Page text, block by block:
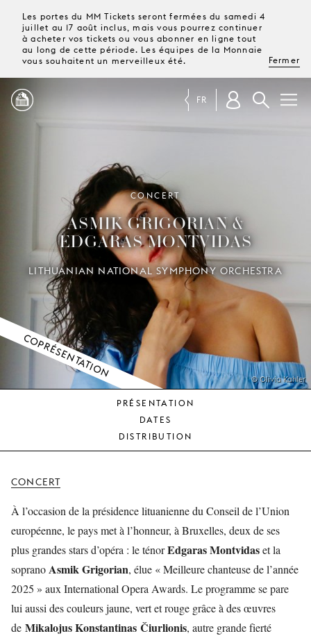
Les portes du MM Tickets seront fermées du samedi 4
juillet au 17 août inclus, mais vous pourrez continuer
à acheter vos tickets ou vous abonner en ligne tout
au long de cette période. Les équipes de la Monnaie
vous souhaitent un merveilleux été.
Fermer
MAGAZINE
TICKETS &
ABONNEMENTS
VOTRE
VISITE
JEUNE
PUBLIC
LA
MONNAIE
SOUTENIR
FR
© Olivia Kahler
COPRÉSENTATION
CONCERT
ASMIK GRIGORIAN &
EDGARAS MONTVIDAS
LITHUANIAN NATIONAL SYMPHONY ORCHESTRA
PRÉSENTATION
DATES
DISTRIBUTION
CONCERT
À l’occasion de la présidence lituanienne du Conseil de l’Union
européenne, le pays met à l’honneur, à Bruxelles, deux de ses
plus grandes stars d’opéra : le ténorEdgaras Montvidaset la
sopranoAsmik Grigorian, élue « Meilleure chanteuse de l’année
2025 » aux International Opera Awards. Le programme se pare
lui aussi des couleurs jaune, vert et rouge grâce à des œuvres
de Mikalojus Konstantinas Čiurlionis, autre grande fierté